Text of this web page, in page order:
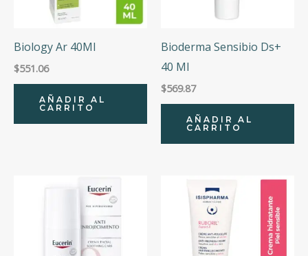
Biology Ar 40Ml
$551.06
AÑADIR AL
CARRITO
Bioderma Sensibio Ds+
40 Ml
$569.87
AÑADIR AL
CARRITO